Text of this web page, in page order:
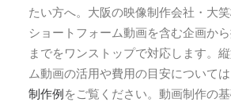
たい方へ。大阪の映像制作会社・大
ショートフォーム動画を含む企画か
までをワンストップで対応します。
ム動画の活用や費用の目安については
制作例をご覧ください。動画制作の